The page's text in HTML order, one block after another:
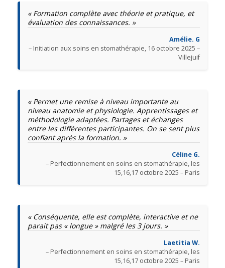
« Formation complète avec théorie et pratique, et
évaluation des connaissances. »
Amélie. G
– Initiation aux soins en stomathérapie, 16 octobre 2025 –
Villejuif
« Permet une remise à niveau importante au
niveau anatomie et physiologie. Apprentissages et
méthodologie adaptées. Partages et échanges
entre les différentes participantes. On se sent plus
confiant après la formation. »
Céline G.
– Perfectionnement en soins en stomathérapie, les
15,16,17 octobre 2025 – Paris
« Conséquente, elle est complète, interactive et ne
parait pas « longue » malgré les 3 jours. »
Laetitia W.
– Perfectionnement en soins en stomathérapie, les
15,16,17 octobre 2025 – Paris